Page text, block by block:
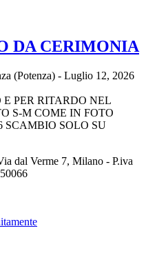
DA CERIMONIA
(Potenza) - Luglio 12, 2026
PER RITARDO NEL
S-M COME IN FOTO
SCAMBIO SOLO SU
dal Verme 7, Milano - P.iva